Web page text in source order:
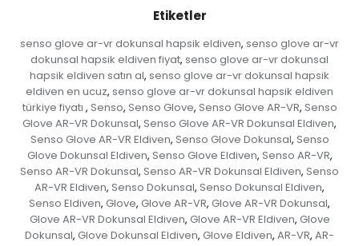
Etiketler
senso glove ar-vr dokunsal hapsik eldiven, senso glove ar-vr
dokunsal hapsik eldiven fiyat, senso glove ar-vr dokunsal
hapsik eldiven satın al, senso glove ar-vr dokunsal hapsik
eldiven en ucuz, senso glove ar-vr dokunsal hapsik eldiven
türkiye fiyatı , Senso, Senso Glove, Senso Glove AR-VR, Senso
Glove AR-VR Dokunsal, Senso Glove AR-VR Dokunsal Eldiven,
Senso Glove AR-VR Eldiven, Senso Glove Dokunsal, Senso
Glove Dokunsal Eldiven, Senso Glove Eldiven, Senso AR-VR,
Senso AR-VR Dokunsal, Senso AR-VR Dokunsal Eldiven, Senso
AR-VR Eldiven, Senso Dokunsal, Senso Dokunsal Eldiven,
Senso Eldiven, Glove, Glove AR-VR, Glove AR-VR Dokunsal,
Glove AR-VR Dokunsal Eldiven, Glove AR-VR Eldiven, Glove
Dokunsal, Glove Dokunsal Eldiven, Glove Eldiven, AR-VR, AR-